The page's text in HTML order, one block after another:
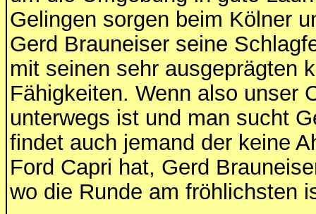
Gelingen sorgen beim Kölner
Gerd Brauneiser seine
mit seinen sehr ausgeprägten
Fähigkeiten. Wenn also unser
unterwegs ist und man sucht
findet auch jemand der keine
Ford Capri hat, Gerd
wo die Runde am fröhlichsten